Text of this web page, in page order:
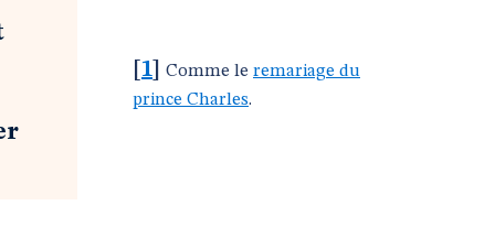
1 Comme le remariage du
prince Charles.